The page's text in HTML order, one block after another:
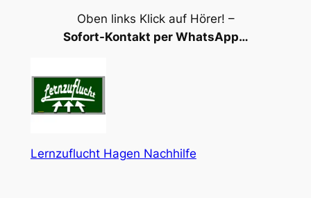
Oben links Klick auf Hörer! –
Sofort-Kontakt per WhatsApp…
Lernzuflucht Hagen Nachhilfe